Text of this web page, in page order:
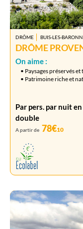
DRÔME BUIS-LES-
DRÔME
On aime :
• Paysages préservés
• Patrimoine riche et
Par pers. par nuit
double
A partir de 78€10